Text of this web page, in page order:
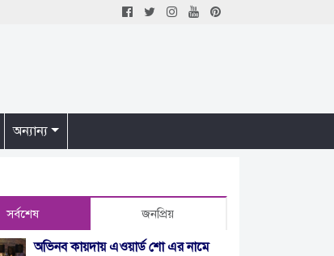
অন্যান্য
সর্বশেষ জনপ্রিয়
অভিনব কায়দায় এওয়ার্ড শো এর নামে